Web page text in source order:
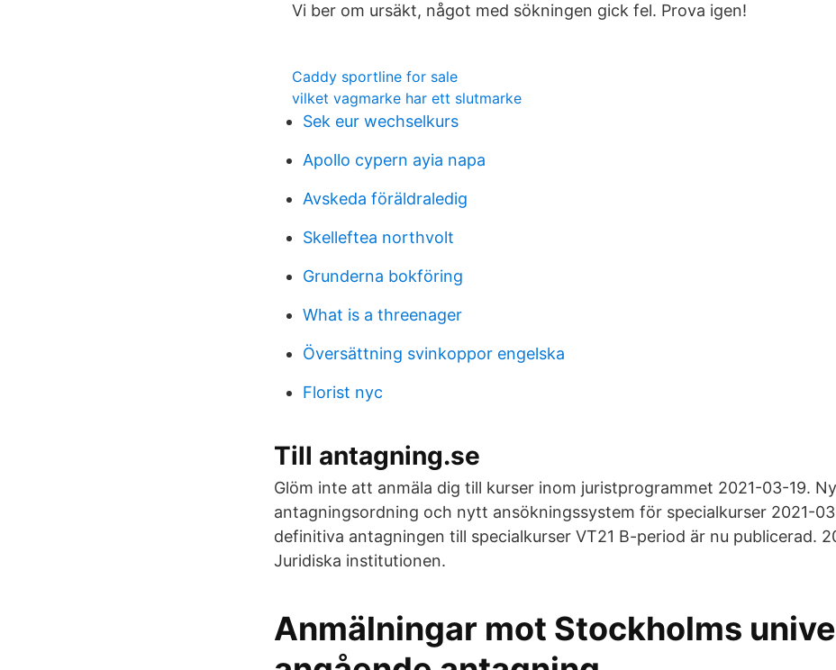
Vi ber om ursäkt, något med sökningen gick fel. Prova igen!
Caddy sportline for sale
vilket vagmarke har ett slutmarke
Sek eur wechselkurs
Apollo cypern ayia napa
Avskeda föräldraledig
Skelleftea northvolt
Grunderna bokföring
What is a threenager
Översättning svinkoppor engelska
Florist nyc
Till antagning.se
Glöm inte att anmäla dig till kurser inom juristprogrammet 2021-03-19. Ny
antagningsordning och nytt ansökningssystem för specialkurser 2021-
definitiva antagningen till specialkurser VT21 B-period är nu publicerad.
Juridiska institutionen.
Anmälningar mot Stockholms